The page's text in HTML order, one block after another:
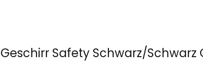
Geschirr Safety Schwarz/Schwarz